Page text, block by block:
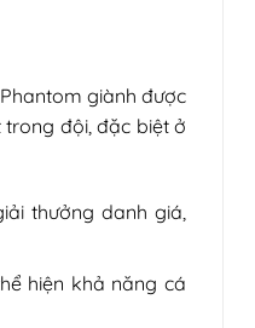
giành được
đội, đặc biệt ở
thưởng danh giá,
hiện khả năng cá